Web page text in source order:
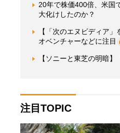
20年で株価400倍、米国
大化けしたのか？
【「次のエヌビディア
オベンチャーなどに注目
【ソニーと東芝の明暗
注目TOPIC